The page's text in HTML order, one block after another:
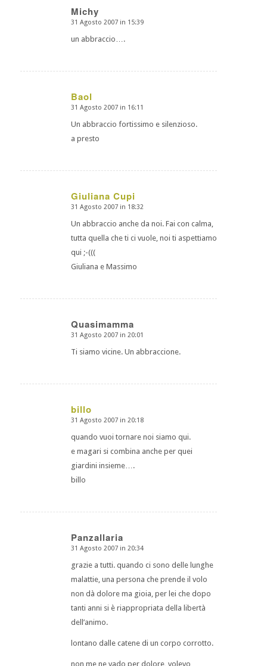
Michy
dice:
31 Agosto 2007 in 15:39
un abbraccio….
Baol
dice:
31 Agosto 2007 in 16:11
Un abbraccio fortissimo e silenzioso.
a presto
Giuliana Cupi
dice:
31 Agosto 2007 in 18:32
Un abbraccio anche da noi. Fai con calma,
tutta quella che ti ci vuole, noi ti aspettiamo
qui ;-(((
Giuliana e Massimo
Quasimamma
dice:
31 Agosto 2007 in 20:01
Ti siamo vicine. Un abbraccione.
billo
dice:
31 Agosto 2007 in 20:18
quando vuoi tornare noi siamo qui.
e magari si combina anche per quei
giardini insieme….
billo
Panzallaria
dice:
31 Agosto 2007 in 20:34
grazie a tutti. quando ci sono delle lunghe
malattie, una persona che prende il volo
non dà dolore ma gioia, per lei che dopo
tanti anni si è riappropriata della libertà
dell’animo.
lontano dalle catene di un corpo corrotto.
non me ne vado per dolore, volevo